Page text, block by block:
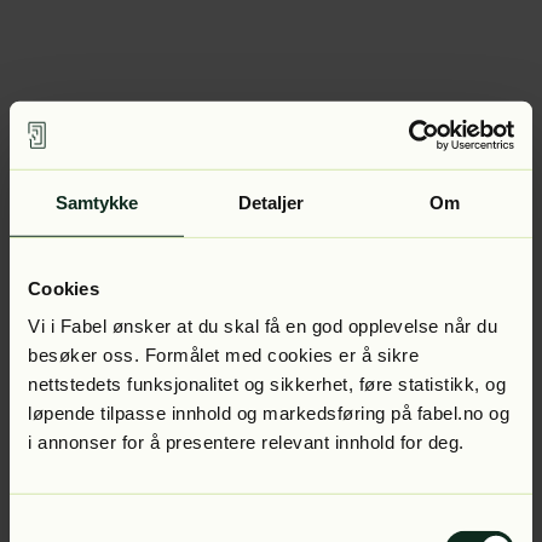
Samtykke Detaljer Om
Cookies
Vi i Fabel ønsker at du skal få en god opplevelse når du
besøker oss. Formålet med cookies er å sikre
nettstedets funksjonalitet og sikkerhet, føre statistikk, og
løpende tilpasse innhold og markedsføring på fabel.no og
i annonser for å presentere relevant innhold for deg.